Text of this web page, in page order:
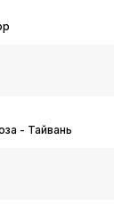
- Тайвань